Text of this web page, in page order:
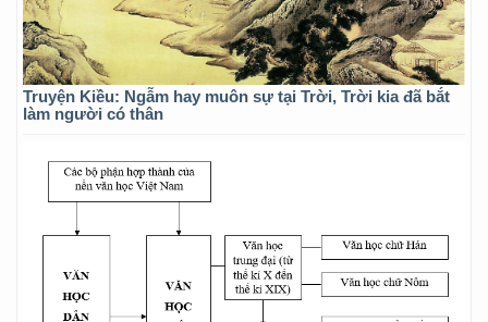
Truyện Kiều: Ngẫm hay muôn sự tại Trời, Trời kia đã bắt
làm người có thân